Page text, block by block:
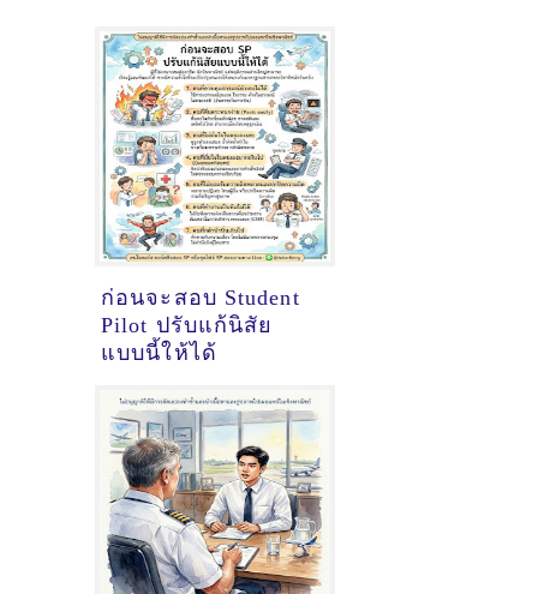
ก่อนจะสอบ Student
Pilot ปรับแก้นิสัย
แบบนี้ให้ได้